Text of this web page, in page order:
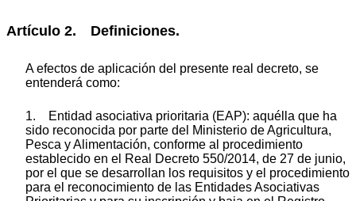
Artículo 2. Definiciones.
A efectos de aplicación del presente real decreto, se
entenderá como:
1. Entidad asociativa prioritaria (EAP): aquélla que ha
sido reconocida por parte del Ministerio de Agricultura,
Pesca y Alimentación, conforme al procedimiento
establecido en el Real Decreto 550/2014, de 27 de junio,
por el que se desarrollan los requisitos y el procedimiento
para el reconocimiento de las Entidades Asociativas